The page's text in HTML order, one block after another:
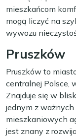
mieszkańcom
mogą liczyć na
wywozu
Pruszków
Pruszków to
centralnej Polsce,
Znajduje się w
jednym z
mieszkaniowych
jest znany z